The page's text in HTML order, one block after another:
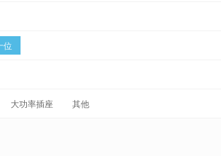
位
大功率插座 其他